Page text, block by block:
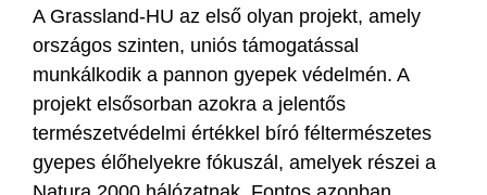
A Grassland-HU az első olyan projekt, amely
országos szinten, uniós támogatással
munkálkodik a pannon gyepek védelmén. A
projekt elsősorban azokra a jelentős
természetvédelmi értékkel bíró féltermészetes
gyepes élőhelyekre fókuszál, amelyek részei a